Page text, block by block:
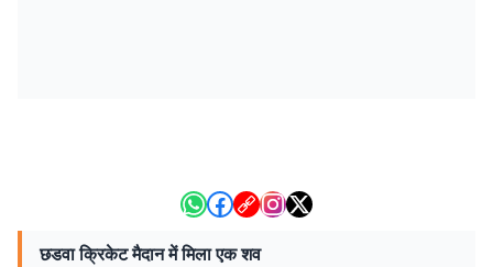
छडवा क्रिकेट मैदान में मिला एक शव